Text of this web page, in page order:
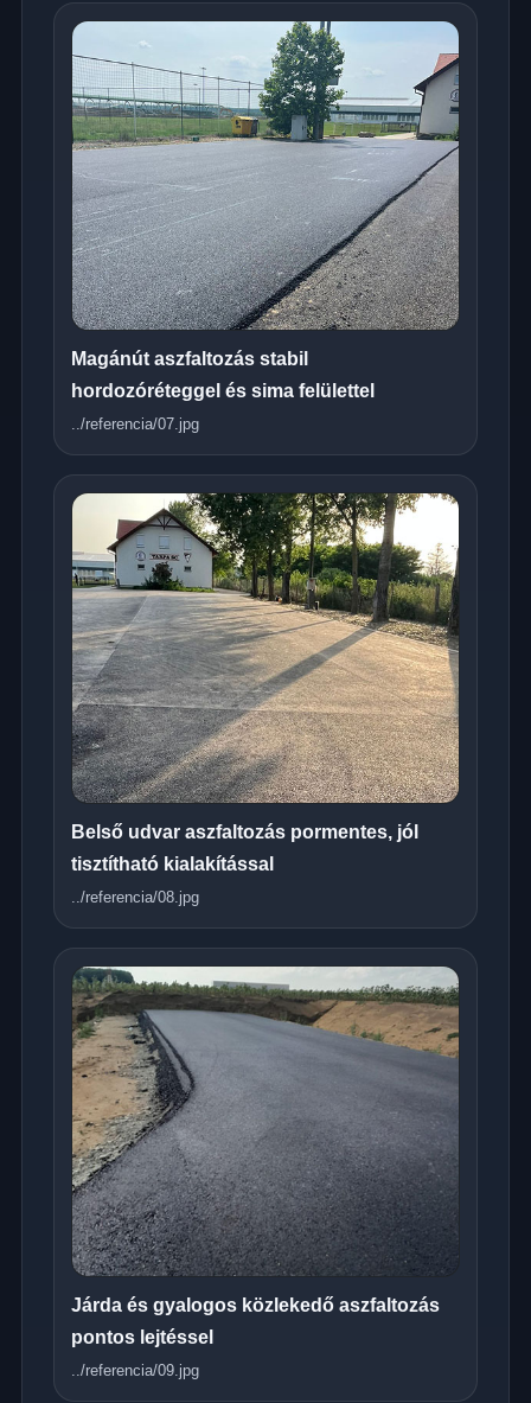
Magánút aszfaltozás stabil
hordozóréteggel és sima felülettel
../referencia/07.jpg
Belső udvar aszfaltozás pormentes, jól
tisztítható kialakítással
../referencia/08.jpg
Járda és gyalogos közlekedő aszfaltozás
pontos lejtéssel
../referencia/09.jpg